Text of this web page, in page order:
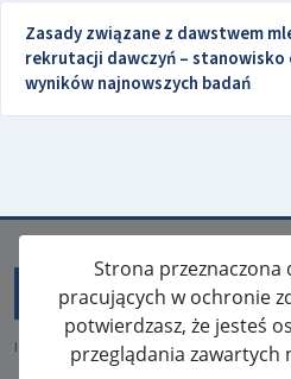
Zasady związane z dawstwem
rekrutacji dawczyń –
wyników najnowszych badań
Strona przeznaczona
pracujących w ochronie
potwierdzasz, że jesteś
przeglądania zawartych
ISSN: 2080-5438